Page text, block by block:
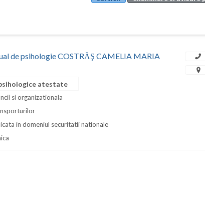
de psihologie COSTRĂŞ CAMELIA MARIA
atestate
si organizationala
in domeniul securitatii nationale